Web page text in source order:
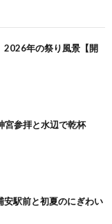
2026年の祭り風景【開
宮参拝と水辺で乾杯
安駅前と初夏のにぎわい